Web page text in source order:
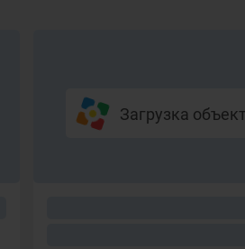
Загрузка